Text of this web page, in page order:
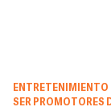
ENTRETENIMIENTO
SER PROMOTORES